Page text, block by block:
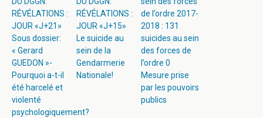
RÉVÉLATIONS :
JOUR «J+21»
Sous dossier:
« Gerard
GUEDON »-
Pourquoi a-t-il
été harcelé et
violenté
psychologiquement?
RÉVÉLATIONS :
JOUR «J+15»
Le suicide au
sein de la
Gendarmerie
Nationale!
de l’ordre 2017-
2018 : 131
suicides au sein
des forces de
l’ordre 0
Mesure prise
par les pouvoirs
publics